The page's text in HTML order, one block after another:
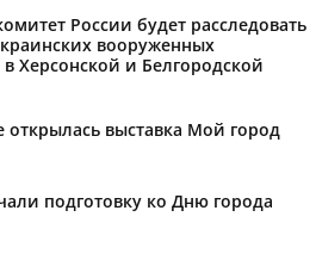
России будет расследовать
вооруженных
Херсонской и Белгородской
выставка Мой город
подготовку ко Дню города